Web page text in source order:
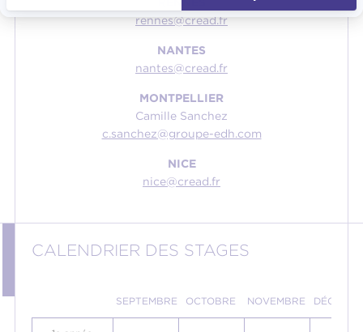
rennes@cread.fr
NANTES
nantes@cread.fr
MONTPELLIER
Camille Sanchez
c.sanchez@groupe-edh.com
NICE
nice@cread.fr
CALENDRIER DES STAGES
SEPTEMBRE OCTOBRE NOVEMBRE